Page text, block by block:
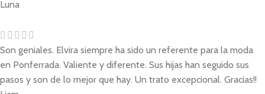
Luna
Son geniales. Elvira siempre ha sido un referente para la moda
en Ponferrada. Valiente y diferente. Sus hijas han seguido sus
pasos y son de lo mejor que hay. Un trato excepcional. Gracias!!